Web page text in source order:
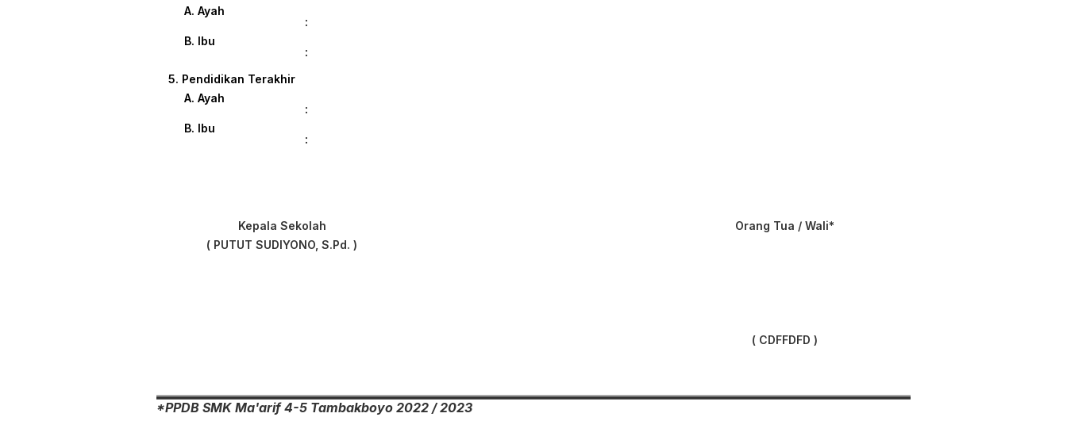
A. Ayah
:
B. Ibu
:
5. Pendidikan Terakhir
A. Ayah
:
B. Ibu
:
Kepala Sekolah
( PUTUT SUDIYONO, S.Pd. )
Orang Tua / Wali*
( CDFFDFD )
*PPDB SMK Ma'arif 4-5 Tambakboyo 2022 / 2023